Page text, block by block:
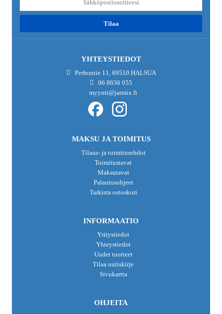
tilaa
YHTEYSTIEDOT
Perhontie 11, 69510 HALSUA
06 8636 055
myynti@jarmix.fi
MAKSU JA TOIMITUS
Tilaus- ja toimitusehdot
Toimitustavat
Maksutavat
Palautusohjeet
Tarkista ostoskori
INFORMAATIO
Yritystiedot
Yhteystiedot
Uudet tuotteet
Tilaa uutiskirje
Sivukartta
OHJEITA